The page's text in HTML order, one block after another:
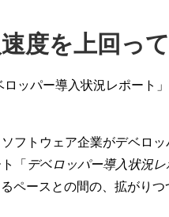
度を上回っ
ッパー導入状況レポー
トウェア企業がデベロ
「デベロッパー導入状況
ペースとの間の、拡がり